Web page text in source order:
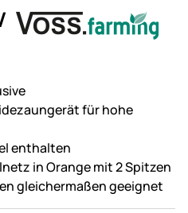
für hohe
enthalten
in Orange mit 2 Spitzen
gleichermaßen geeignet